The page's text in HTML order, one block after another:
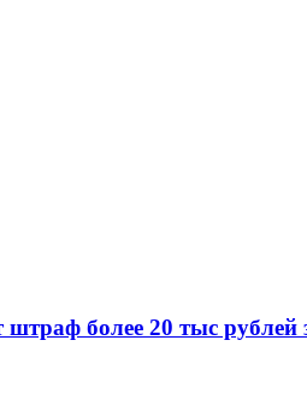
более 20 тыс рублей